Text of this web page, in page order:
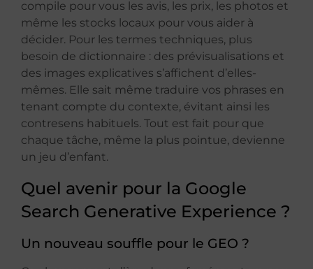
compile pour vous les avis, les prix, les photos et
même les stocks locaux pour vous aider à
décider. Pour les termes techniques, plus
besoin de dictionnaire : des prévisualisations et
des images explicatives s’affichent d’elles-
mêmes. Elle sait même traduire vos phrases en
tenant compte du contexte, évitant ainsi les
contresens habituels. Tout est fait pour que
chaque tâche, même la plus pointue, devienne
un jeu d’enfant.
Quel avenir pour la Google
Search Generative Experience ?
Un nouveau souffle pour le GEO ?